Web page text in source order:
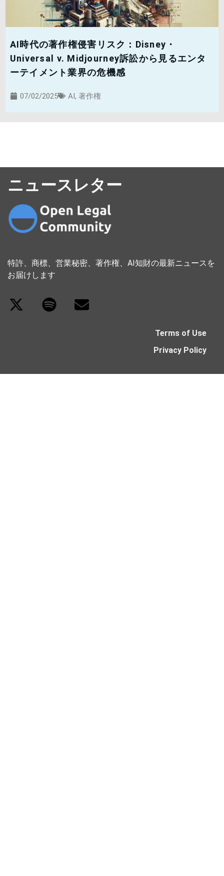
AI時代の著作権侵害リスク：Disney・
Universal v. Midjourney訴訟から見るエンタ
ーテイメント業界の危機感
07/02/2025 AI, 著作権
ニュースレター
特許、商標、営業秘密、著作権、AI知財の最新ニュースを
お届けします
Terms of Use
Privacy Policy